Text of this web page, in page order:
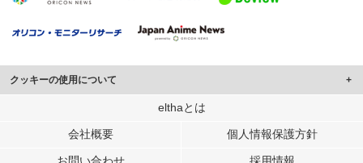
クッキーの使用について
このサイトでは Cookie を使用して、ユーザーに合わせたコンテンツや広告の
行っています。
elthaとは
会社概要 個人情報保護方針